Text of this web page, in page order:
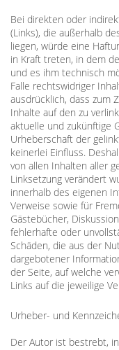
Bei direkten oder
(Links), die außerhalb
liegen, würde eine
in Kraft treten, in dem
und es ihm technisch
Falle rechtswidriger
ausdrücklich, dass zum
Inhalte auf den zu
aktuelle und zukünftige
Urheberschaft der
keinerlei Einfluss.
von allen Inhalten aller
Linksetzung verändert
innerhalb des eigenen
Verweise sowie für
Gästebücher,
fehlerhafte oder
Schäden, die aus der
dargebotener
der Seite, auf welche
Links auf die jeweilige
Urheber- und
Der Autor ist bestrebt,